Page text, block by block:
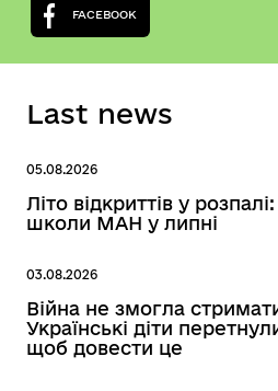
FACEBOOK
Last news
05.08.2026
Літо відкриттів у
школи МАН у липні
03.08.2026
Війна не змогла
Українські діти
щоб довести це